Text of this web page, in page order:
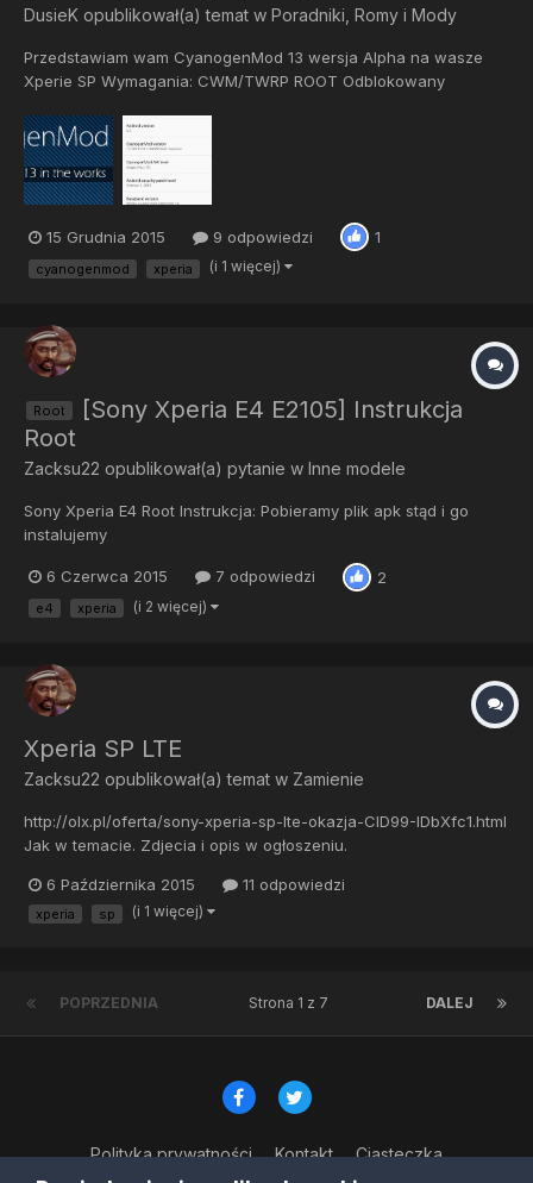
DusieK opublikował(a) temat w Poradniki, Romy i Mody
Przedstawiam wam CyanogenMod 13 wersja Alpha na wasze
Xperie SP Wymagania: CWM/TWRP ROOT Odblokowany
Instalacja: Robimy Backup (zalecane) Wchodzimy do Custom
Re...
15 Grudnia 2015 9 odpowiedzi 1
cyanogenmod xperia (i 1 więcej)
Root
[Sony Xperia E4 E2105] Instrukcja
Root
Zacksu22 opublikował(a) pytanie w Inne modele
Sony Xperia E4 Root Instrukcja: Pobieramy plik apk stąd i go
instalujemy
2Fs%2Ft0lh38v0wte5q3tav94e KingRoot(Android)3.4.1.155-As-
3.3.1_105001.apkOdpalamy klikamy na zielone kółeczkoKlikamy
6 Czerwca 2015 7 odpowiedzi 2
e4 xperia (i 2 więcej)
Xperia SP LTE
Zacksu22 opublikował(a) temat w Zamienie
http://olx.pl/oferta/sony-xperia-sp-lte-okazja-CID99-IDbXfc1.html
Jak w temacie. Zdjecia i opis w ogłoszeniu.
6 Października 2015 11 odpowiedzi
xperia sp (i 1 więcej)
POPRZEDNIA DALEJ
Strona 1 z 7
Polityka prywatności Kontakt Ciasteczka